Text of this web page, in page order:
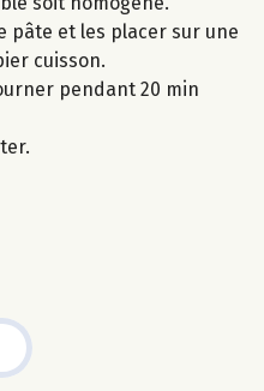
pâte et les placer sur une
cuisson.
pendant 20 min